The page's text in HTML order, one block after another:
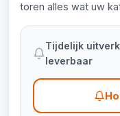
toren alles wat uw
Tijdelijk
leverbaar